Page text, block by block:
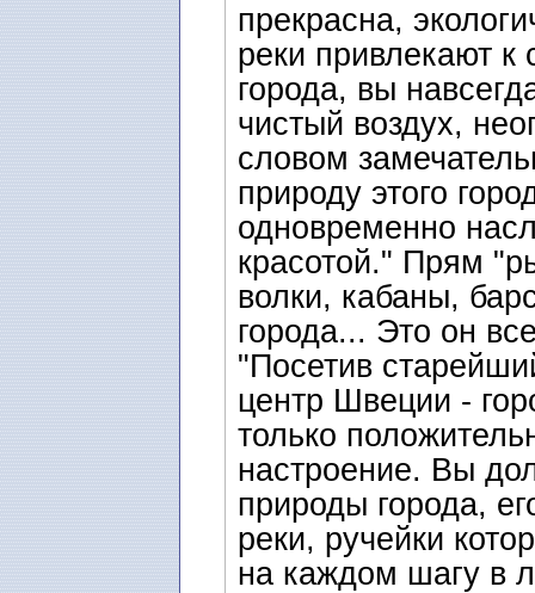
прекрасна,
реки привлекают
города, вы
чистый воздух,
словом
природу этого
одновременно
красотой." Прям
волки, кабаны,
города... Это он
"Посетив
центр Швеции -
только
настроение. Вы
природы города,
реки, ручейки
на каждом шагу в